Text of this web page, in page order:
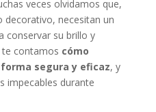
veces olvidamos que,
decorativo, necesitan un
conservar su brillo y
te contamos cómo
forma seguray eficaz, y
impecables durante